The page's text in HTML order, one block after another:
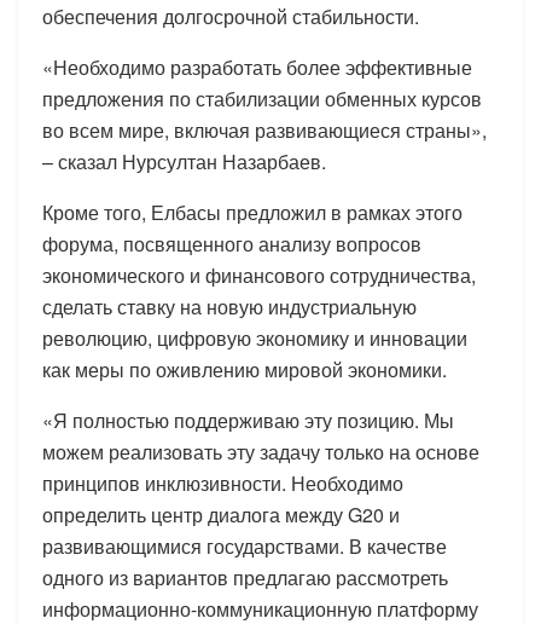
обеспечения долгосрочной стабильности.
«Необходимо разработать более эффективные
предложения по стабилизации обменных курсов
во всем мире, включая развивающиеся страны»,
– сказал Нурсултан Назарбаев.
Кроме того, Елбасы предложил в рамках этого
форума, посвященного анализу вопросов
экономического и финансового сотрудничества,
сделать ставку на новую индустриальную
революцию, цифровую экономику и инновации
как меры по оживлению мировой экономики.
«Я полностью поддерживаю эту позицию. Мы
можем реализовать эту задачу только на основе
принципов инклюзивности. Необходимо
определить центр диалога между G20 и
развивающимися государствами. В качестве
одного из вариантов предлагаю рассмотреть
информационно-коммуникационную платформу